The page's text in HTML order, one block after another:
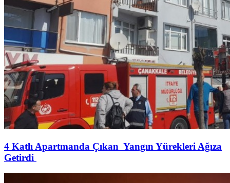
4 Katlı Apartmanda Çıkan Yangın Yürekleri Ağıza
Getirdi